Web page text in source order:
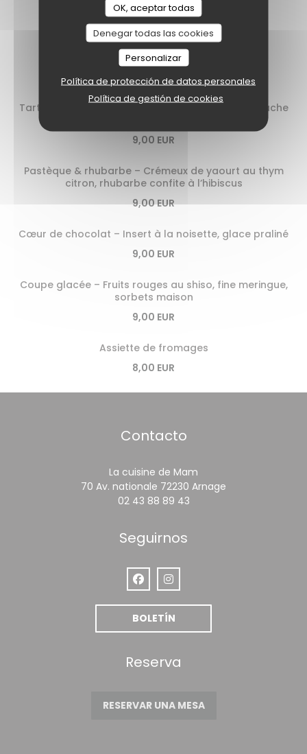
OK, aceptar todas
Denegar todas las cookies
Personalizar
Política de protección de datos personales
Política de gestión de cookies
29,00 EUR
+5€ MENUS.
Les desserts
Tarte fine abricot, abricots rôtis au romarin, ganache
9,00 EUR
Pastèque & rhubarbe – Crémeux de yaourt au thym
citron, rhubarbe confite à l’hibiscus
9,00 EUR
Cœur de chocolat – Insert à la noisette, glace praliné
9,00 EUR
Coupe glacée – Fruits rouges au shiso, fine meringue,
sorbets maison
9,00 EUR
Assiette de fromages
8,00 EUR
Contacto
La cuisine de Mam
70 Av. nationale 72230 Arnage
02 43 88 89 43
Seguirnos
Facebook ((abre en una nueva
Instagram ((abre en una
BOLETÍN
Reserva
RESERVAR UNA MESA